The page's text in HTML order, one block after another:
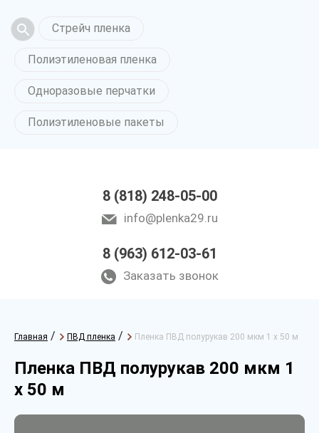
Стрейч пленка
Полиэтиленовая пленка
Одноразовые перчатки
Полиэтиленовые пакеты
8 (818) 248-05-00
info@plenka29.ru
8 (963) 612-03-61
Заказать звонок
Главная / ПВД пленка / Пленка ПВД полурукав 200 мкм 1 х 50 м
Пленка ПВД полурукав 200 мкм 1
х 50 м